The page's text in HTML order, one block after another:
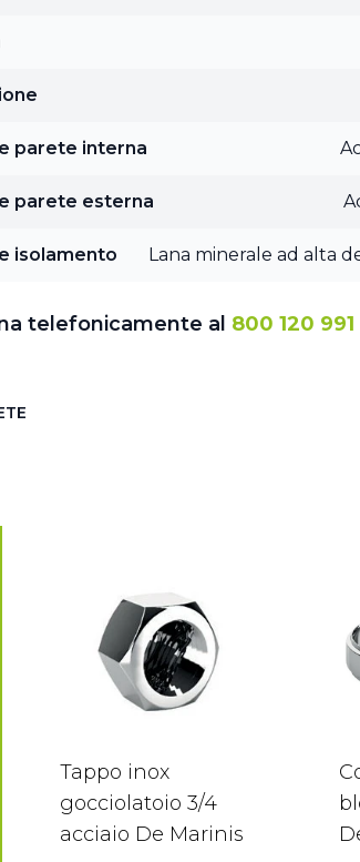
parete interna
parete esterna
isolamento Lana minerale ad alta
telefonicamente al 800 120 991
Tappo inox
gocciolatoio 3/4
acciaio De Marinis